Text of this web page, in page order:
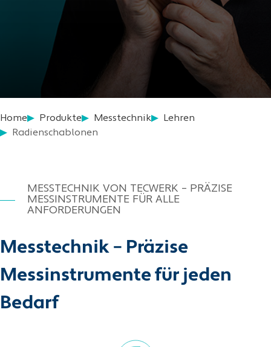
Home Produkte Messtechnik
Lehren
Radienschablonen
Messtechnik – Präzise
Messinstrumente für jeden
Bedarf
MESSTECHNIK VON TECWERK – PRÄZISE
MESSINSTRUMENTE FÜR ALLE
ANFORDERUNGEN